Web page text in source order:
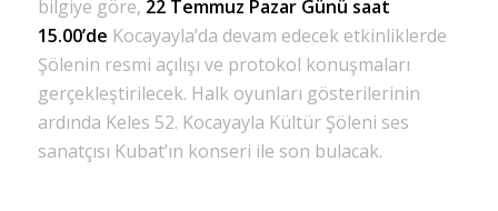
bilgiye göre, 22 Temmuz Pazar Günü saat
15.00’de Kocayayla’da devam edecek etkinliklerde
Şölenin resmi açılışı ve protokol konuşmaları
gerçekleştirilecek. Halk oyunları gösterilerinin
ardında Keles 52. Kocayayla Kültür Şöleni ses
sanatçısı Kubat’ın konseri ile son bulacak.